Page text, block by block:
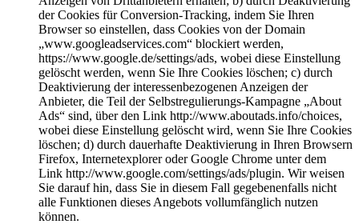
der Cookies für Conversion-Tracking, indem Sie Ihren
Browser so einstellen, dass Cookies von der Domain
„www.googleadservices.com“ blockiert werden,
https://www.google.de/settings/ads, wobei diese Einstellung
gelöscht werden, wenn Sie Ihre Cookies löschen; c) durch
Deaktivierung der interessenbezogenen Anzeigen der
Anbieter, die Teil der Selbstregulierungs-Kampagne „About
Ads“ sind, über den Link http://www.aboutads.info/choices,
wobei diese Einstellung gelöscht wird, wenn Sie Ihre Cookies
löschen; d) durch dauerhafte Deaktivierung in Ihren Browsern
Firefox, Internetexplorer oder Google Chrome unter dem
Link http://www.google.com/settings/ads/plugin. Wir weisen
Sie darauf hin, dass Sie in diesem Fall gegebenenfalls nicht
alle Funktionen dieses Angebots vollumfänglich nutzen
können.